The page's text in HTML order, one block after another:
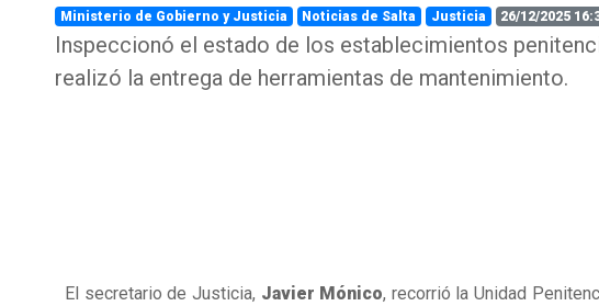
Ministerio de Gobierno y Justicia Noticias de Salta Justicia 26/12/2025
Inspeccionó el estado de los establecimientos
realizó la entrega de herramientas de mantenimiento.
El secretario de Justicia, Javier Mónico, recorrió la Unidad